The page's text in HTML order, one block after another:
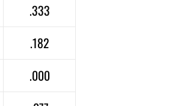
.333
.182
.000